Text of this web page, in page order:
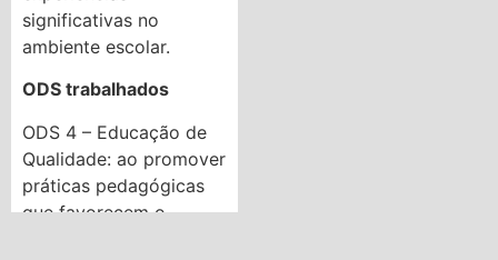
significativas no
ambiente escolar.
ODS trabalhados
ODS 4 – Educação de
Qualidade: ao promover
práticas pedagógicas
que favorecem o